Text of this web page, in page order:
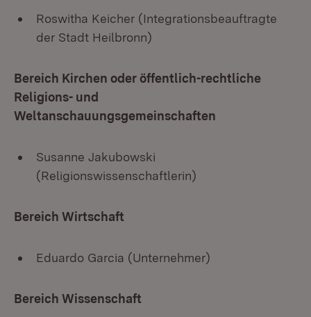
Roswitha Keicher (Integrationsbeauftragte
der Stadt Heilbronn)
Bereich Kirchen oder öffentlich-rechtliche
Religions- und
Weltanschauungsgemeinschaften
Susanne Jakubowski
(Religionswissenschaftlerin)
Bereich Wirtschaft
Eduardo Garcia (Unternehmer)
Bereich Wissenschaft